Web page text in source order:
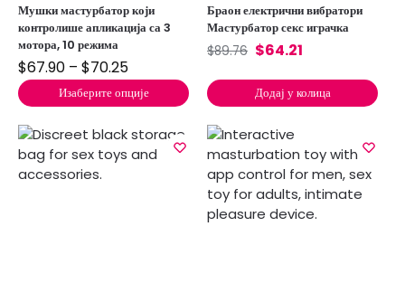
Мушки мастурбатор који
контролише апликација са 3
мотора, 10 режима
$67.90 – $70.25
Изаберите опције
Браон електрични вибратори
Мастурбатор секс играчка
$89.76 $64.21
Додај у колица